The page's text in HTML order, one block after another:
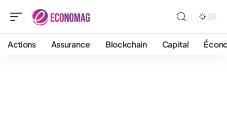
Actions Assurance Blockchain Capital